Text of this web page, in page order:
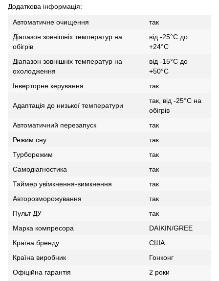
Додаткова інформація:
Автоматичне очищення
так
Діапазон зовнішніх температур на
обігрів
від -25°С до
+24°С
Діапазон зовнішніх температур на
охолодження
від -15°С до
+50°С
Інверторне керування
так
Адаптація до низької температури
так, від -25°C на
обігрів
Автоматичний перезапуск
так
Режим сну
так
Турборежим
так
Самодіагностика
так
Таймер увімкнення-вимкнення
так
Авторозморожування
так
Пульт ДУ
так
Марка компресора
DAIKIN/GREE
Країна бренду
США
Країна виробник
Гонконг
Офіційна гарантія
2 роки